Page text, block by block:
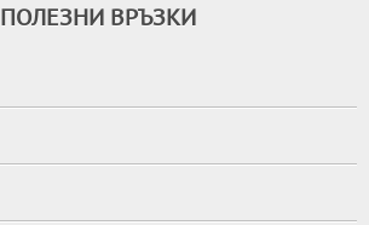
ПОЛЕЗНИ ВРЪЗКИ